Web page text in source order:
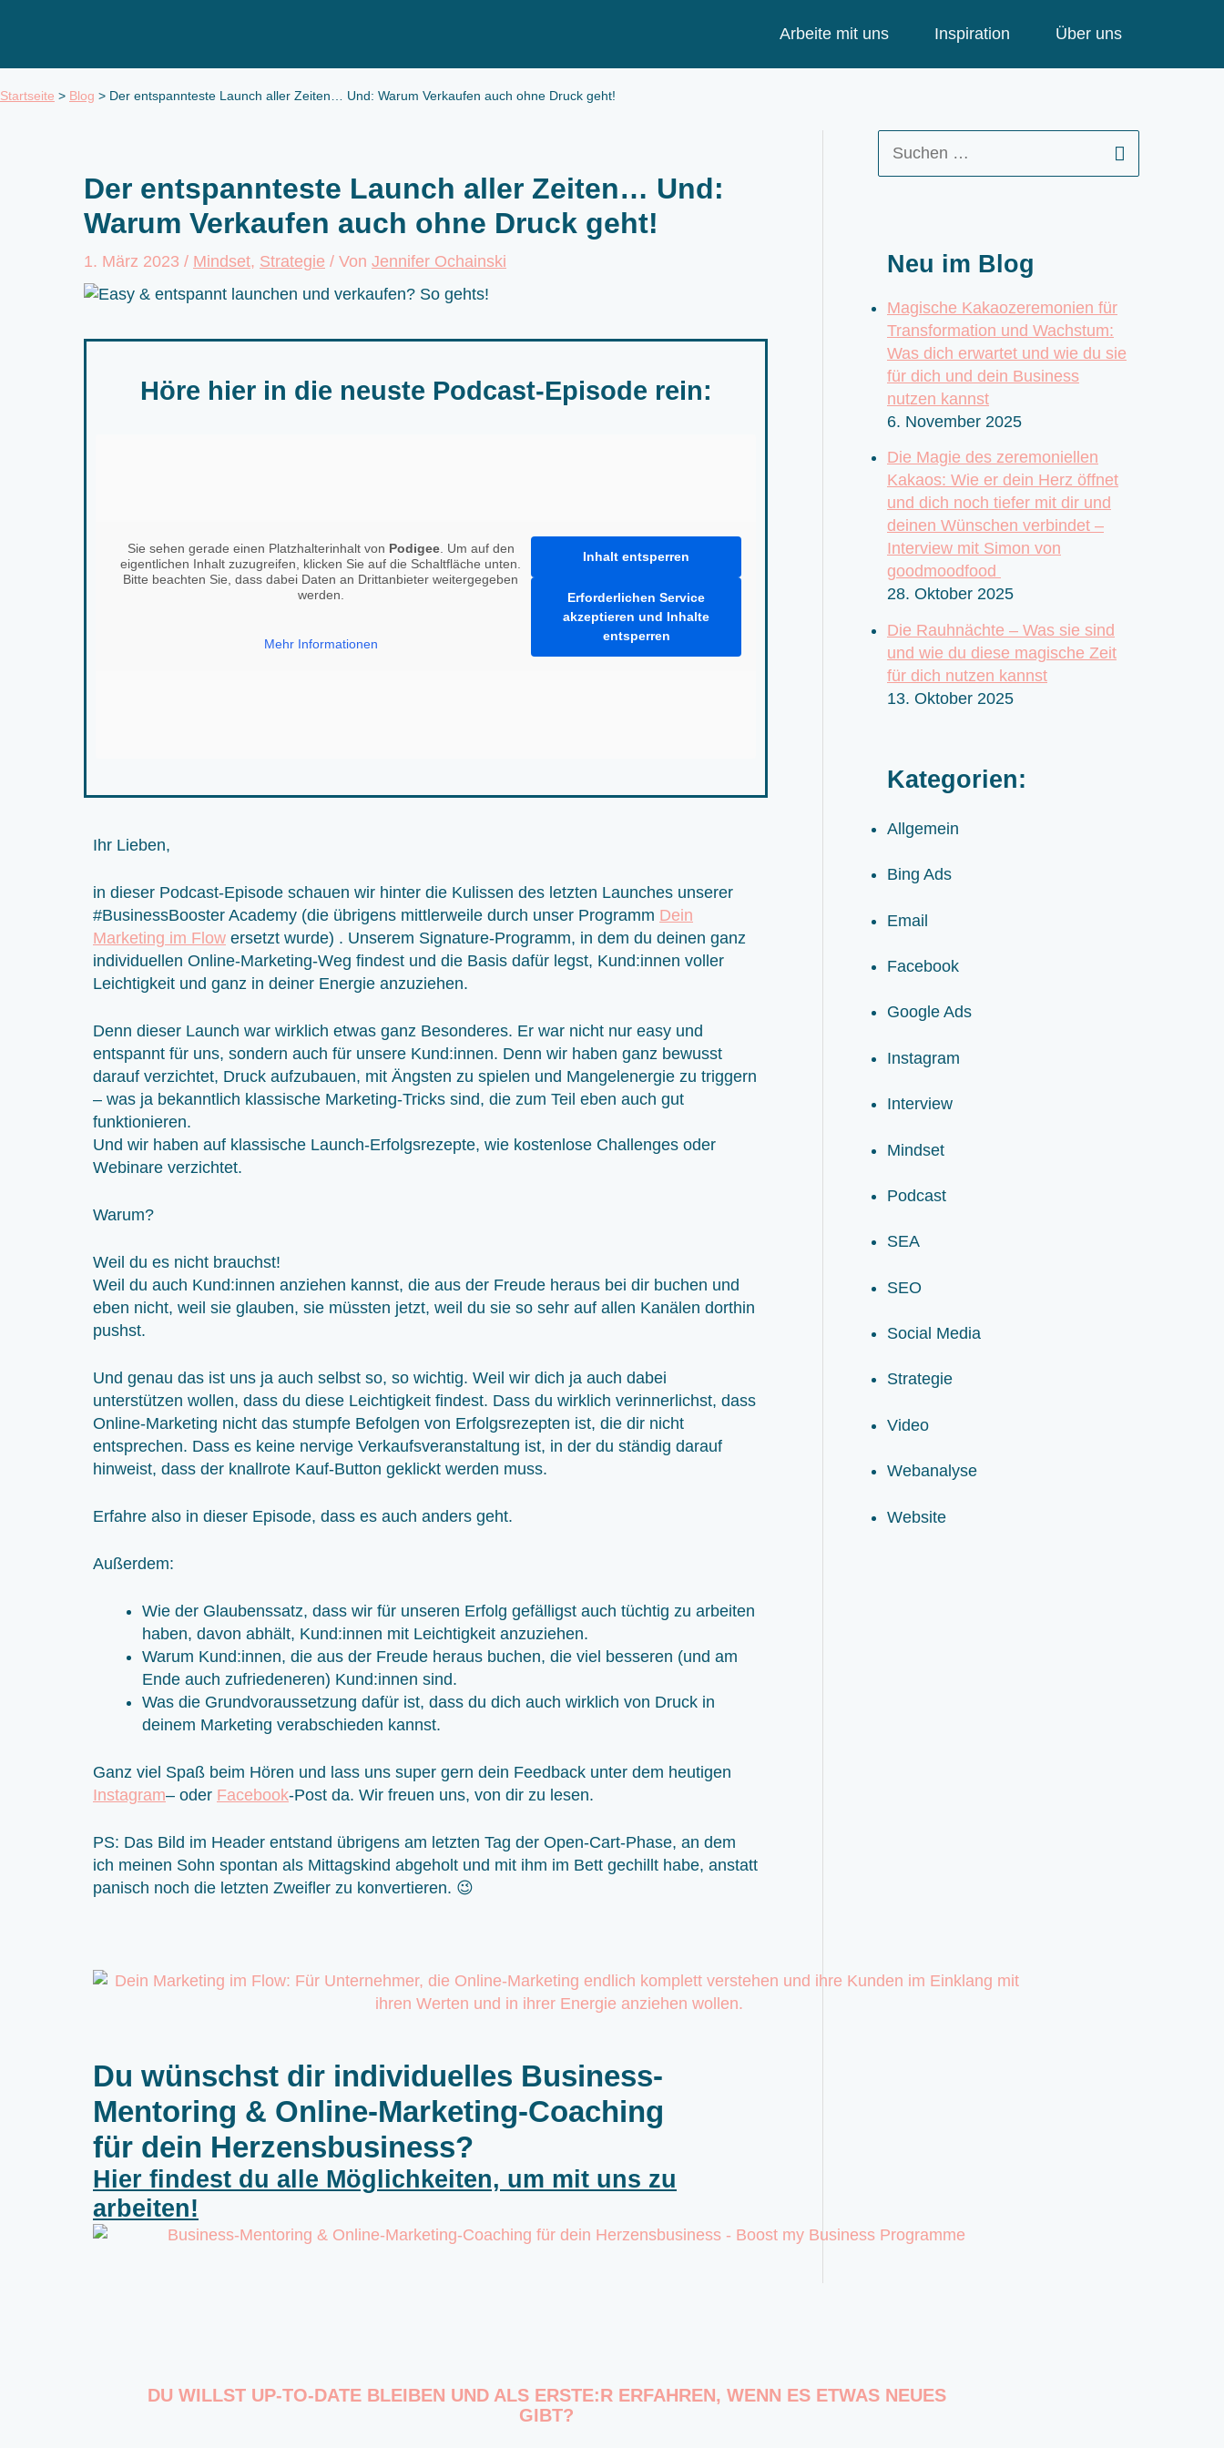
Arbeite mit uns Inspiration Über uns
Startseite > Blog > Der entspannteste Launch aller Zeiten… Und: Warum Verkaufen auch ohne Druck geht!
Der entspannteste Launch aller Zeiten… Und:
Warum Verkaufen auch ohne Druck geht!
1. März 2023 / Mindset, Strategie / Von Jennifer Ochainski
Höre hier in die neuste Podcast-Episode rein:
Sie sehen gerade einen Platzhalterinhalt von Podigee. Um auf den
eigentlichen Inhalt zuzugreifen, klicken Sie auf die Schaltfläche unten.
Bitte beachten Sie, dass dabei Daten an Drittanbieter weitergegeben
werden.
Mehr Informationen
Inhalt entsperren
Erforderlichen Service
akzeptieren und Inhalte
entsperren
Ihr Lieben,
in dieser Podcast-Episode schauen wir hinter die Kulissen des letzten Launches unserer
#BusinessBooster Academy (die übrigens mittlerweile durch unser Programm Dein
Marketing im Flow ersetzt wurde) . Unserem Signature-Programm, in dem du deinen ganz
individuellen Online-Marketing-Weg findest und die Basis dafür legst, Kund:innen voller
Leichtigkeit und ganz in deiner Energie anzuziehen.
Denn dieser Launch war wirklich etwas ganz Besonderes. Er war nicht nur easy und
entspannt für uns, sondern auch für unsere Kund:innen. Denn wir haben ganz bewusst
darauf verzichtet, Druck aufzubauen, mit Ängsten zu spielen und Mangelenergie zu triggern
– was ja bekanntlich klassische Marketing-Tricks sind, die zum Teil eben auch gut
funktionieren.
Und wir haben auf klassische Launch-Erfolgsrezepte, wie kostenlose Challenges oder
Webinare verzichtet.
Warum?
Weil du es nicht brauchst!
Weil du auch Kund:innen anziehen kannst, die aus der Freude heraus bei dir buchen und
eben nicht, weil sie glauben, sie müssten jetzt, weil du sie so sehr auf allen Kanälen dorthin
pushst.
Und genau das ist uns ja auch selbst so, so wichtig. Weil wir dich ja auch dabei
unterstützen wollen, dass du diese Leichtigkeit findest. Dass du wirklich verinnerlichst, dass
Online-Marketing nicht das stumpfe Befolgen von Erfolgsrezepten ist, die dir nicht
entsprechen. Dass es keine nervige Verkaufsveranstaltung ist, in der du ständig darauf
hinweist, dass der knallrote Kauf-Button geklickt werden muss.
Erfahre also in dieser Episode, dass es auch anders geht.
Außerdem:
Wie der Glaubenssatz, dass wir für unseren Erfolg gefälligst auch tüchtig zu arbeiten
haben, davon abhält, Kund:innen mit Leichtigkeit anzuziehen.
Warum Kund:innen, die aus der Freude heraus buchen, die viel besseren (und am
Ende auch zufriedeneren) Kund:innen sind.
Was die Grundvoraussetzung dafür ist, dass du dich auch wirklich von Druck in
deinem Marketing verabschieden kannst.
Ganz viel Spaß beim Hören und lass uns super gern dein Feedback unter dem heutigen
Instagram– oder Facebook-Post da. Wir freuen uns, von dir zu lesen.
PS: Das Bild im Header entstand übrigens am letzten Tag der Open-Cart-Phase, an dem
ich meinen Sohn spontan als Mittagskind abgeholt und mit ihm im Bett gechillt habe, anstatt
panisch noch die letzten Zweifler zu konvertieren. 😉
Du wünschst dir individuelles Business-
Mentoring & Online-Marketing-Coaching
für dein Herzensbusiness?
Hier findest du alle Möglichkeiten, um mit uns zu
arbeiten!
u
Neu im Blog
Magische Kakaozeremonien für
Transformation und Wachstum:
Was dich erwartet und wie du sie
für dich und dein Business
nutzen kannst
6. November 2025
Die Magie des zeremoniellen
Kakaos: Wie er dein Herz öffnet
und dich noch tiefer mit dir und
deinen Wünschen verbindet –
Interview mit Simon von
goodmoodfood
28. Oktober 2025
Die Rauhnächte – Was sie sind
und wie du diese magische Zeit
für dich nutzen kannst
13. Oktober 2025
Kategorien:
Allgemein
Bing Ads
Email
Facebook
Google Ads
Instagram
Interview
Mindset
Podcast
SEA
SEO
Social Media
Strategie
Video
Webanalyse
Website
DU WILLST UP-TO-DATE BLEIBEN UND ALS ERSTE:R ERFAHREN, WENN ES ETWAS NEUES
GIBT?